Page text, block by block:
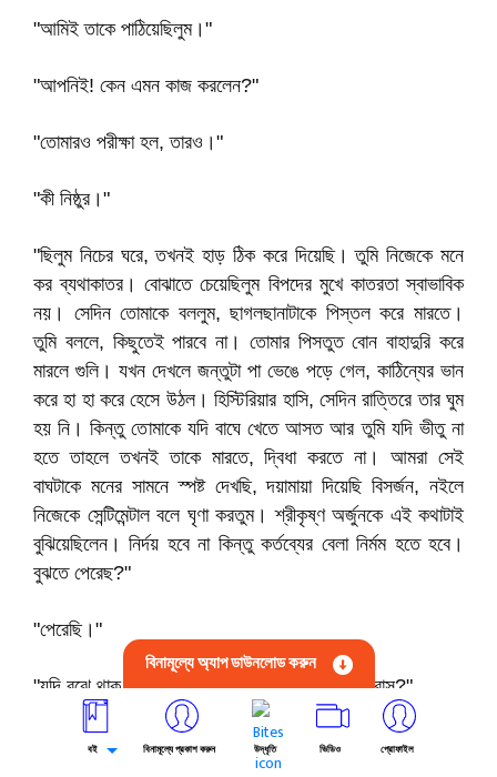
"আমিই তাকে পাঠিয়েছিলুম।"
"আপনিই! কেন এমন কাজ করলেন?"
"তোমারও পরীক্ষা হল, তারও।"
"কী নিষ্ঠুর।"
"ছিলুম নিচের ঘরে, তখনই হাড় ঠিক করে দিয়েছি। তুমি নিজেকে মনে
কর ব্যথাকাতর। বোঝাতে চেয়েছিলুম বিপদের মুখে কাতরতা স্বাভাবিক
নয়। সেদিন তোমাকে বললুম, ছাগলছানাটাকে পিস্তল করে মারতে।
তুমি বললে, কিছুতেই পারবে না। তোমার পিসতুত বোন বাহাদুরি করে
মারলে গুলি। যখন দেখলে জন্তুটা পা ভেঙে পড়ে গেল, কাঠিন্যের ভান
করে হা হা করে হেসে উঠল। হিস্টিরিয়ার হাসি, সেদিন রাত্তিরে তার ঘুম
হয় নি। কিন্তু তোমাকে যদি বাঘে খেতে আসত আর তুমি যদি ভীতু না
হতে তাহলে তখনই তাকে মারতে, দ্বিধা করতে না। আমরা সেই
বাঘটাকে মনের সামনে স্পষ্ট দেখছি, দয়ামায়া দিয়েছি বিসর্জন, নইলে
নিজেকে সেন্টিমেন্টাল বলে ঘৃণা করতুম। শ্রীকৃষ্ণ অর্জুনকে এই কথাটাই
বুঝিয়েছিলেন। নির্দয় হবে না কিন্তু কর্তব্যের বেলা নির্মম হতে হবে।
বুঝতে পেরেছ?"
"পেরেছি।"
"যদি বুঝে থাক একটা প্রশ্ন করব। তুমি অতীনকে ভালোবাস?"
কোনো উত্তর না দিয়ে এলা চুপ করে রইল।
বিনামূল্যে অ্যাপ ডাউনলোড করুন
বই বিনামূল্যে প্রকাশ করুন উদ্ধৃতি ভিডিও প্রোফাইল